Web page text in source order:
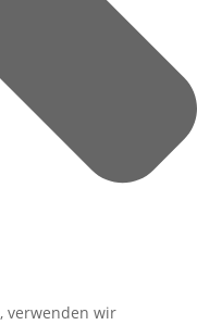
verwenden wir